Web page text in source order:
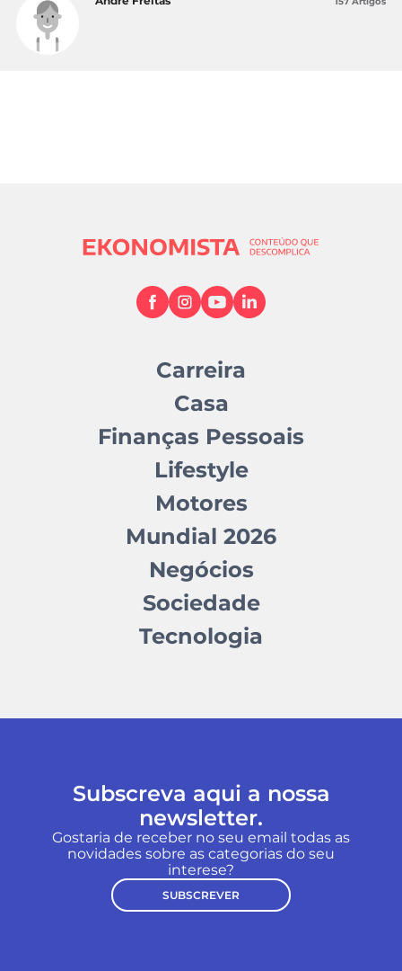
Carreira
Casa
Finanças Pessoais
Lifestyle
Motores
Mundial 2026
Negócios
Sociedade
Tecnologia
Subscreva aqui a nossa
newsletter.
Gostaria de receber no seu email todas as
novidades sobre as categorias do seu
interese?
SUBSCREVER